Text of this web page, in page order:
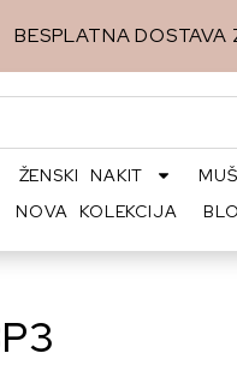
BESPLATNA
ŽENSKI NAKIT
NOVA KOLEKCIJA